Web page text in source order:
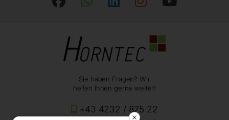
Sie haben Fragen? Wir
helfen Ihnen gerne weiter!
+43 4232 / 875 22